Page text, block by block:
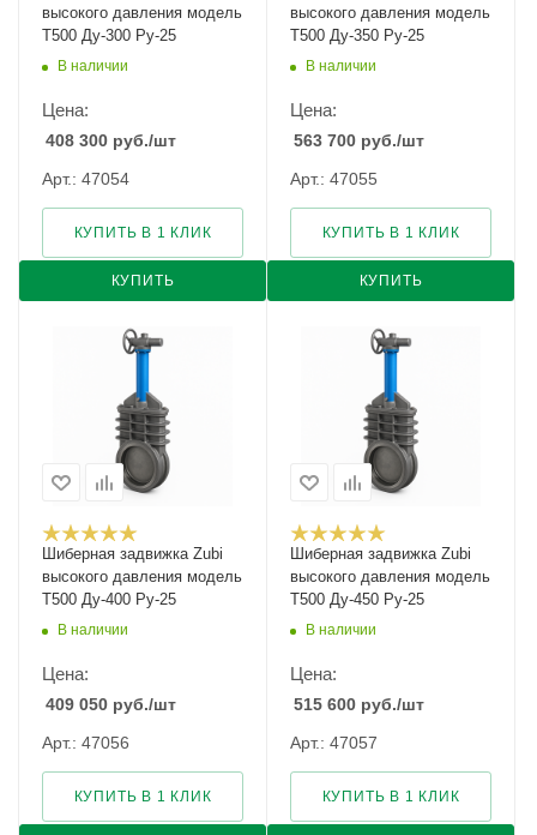
высокого давления модель
Т500 Ду-300 Ру-25
В наличии
Цена:
408 300 руб./шт
Арт.: 47054
КУПИТЬ
КУПИТЬ В 1 КЛИК
высокого давления модель
Т500 Ду-350 Ру-25
В наличии
Цена:
563 700 руб./шт
Арт.: 47055
КУПИТЬ
КУПИТЬ В 1 КЛИК
Шиберная задвижка Zubi
высокого давления модель
Т500 Ду-400 Ру-25
В наличии
Цена:
409 050 руб./шт
Арт.: 47056
КУПИТЬ В 1 КЛИК
Шиберная задвижка Zubi
высокого давления модель
Т500 Ду-450 Ру-25
В наличии
Цена:
515 600 руб./шт
Арт.: 47057
КУПИТЬ В 1 КЛИК